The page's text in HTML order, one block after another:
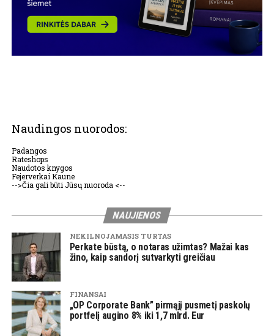
Naudingos nuorodos:
Padangos
Rateshops
Naudotos knygos
Fejerverkai Kaune
-->Čia gali būti Jūsų nuoroda <--
NAUJIENOS
NEKILNOJAMASIS TURTAS
Perkate būstą, o notaras užimtas? Mažai kas
žino, kaip sandorį sutvarkyti greičiau
FINANSAI
„OP Corporate Bank” pirmąjį pusmetį paskolų
portfelį augino 8% iki 1,7 mlrd. Eur